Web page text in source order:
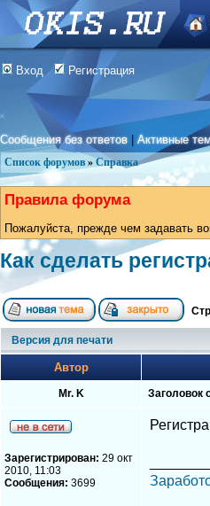
Вход Регистрация
Сообщения без ответов |Активные
Список форумов » Справка
Правила форума
Пожалуйста, прежде чем задавать
Как сделать
Версия для печати
Автор
Mr. K Заголовок
Зарегистрирован: 29 окт
2010, 11:03
Сообщения: 3699